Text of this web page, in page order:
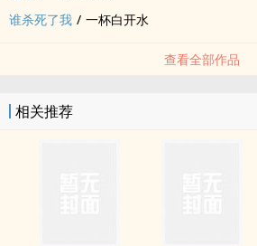
谁杀死了我 / 一杯白开水
查看全部作品
相关推荐